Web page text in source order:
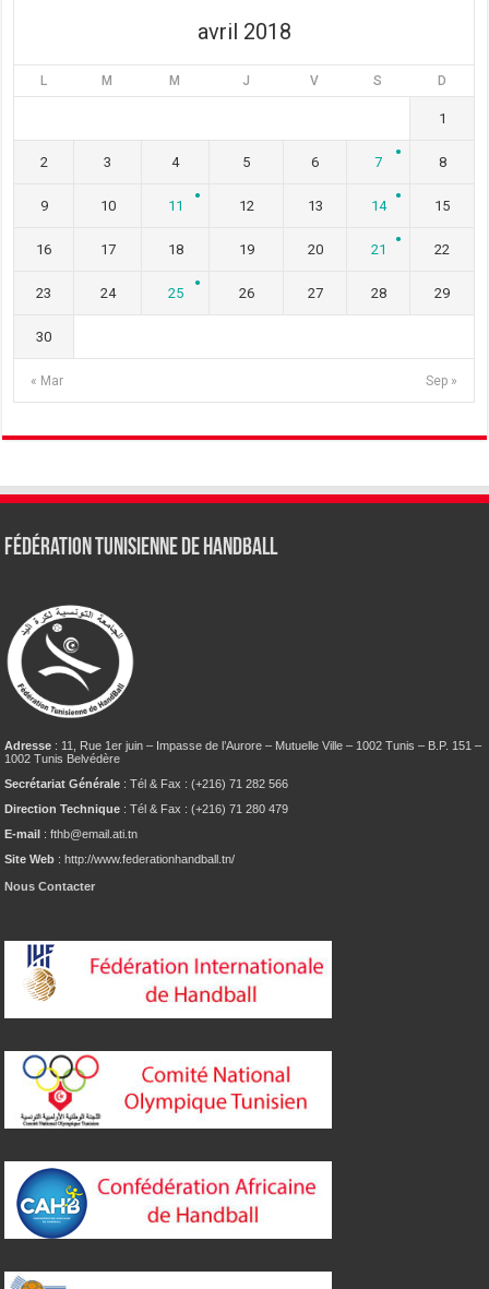
avril 2018
L M M J V S D
« Mar Sep »
1
2 3 4 5 6 7 8
9 10 11 12 13 14 15
16 17 18 19 20 21 22
23 24 25 26 27 28 29
30
Fédération tunisienne de Handball
Adresse : 11, Rue 1er juin – Impasse de l’Aurore – Mutuelle Ville – 1002 Tunis – B.P. 151 –
1002 Tunis Belvédère
Secrétariat Générale : Tél & Fax : (+216) 71 282 566
Direction Technique : Tél & Fax : (+216) 71 280 479
E-mail : fthb@email.ati.tn
Site Web : http://www.federationhandball.tn/
Nous Contacter